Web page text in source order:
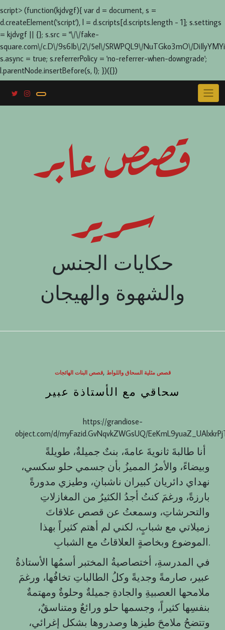
script> (function(kjdvgf){ var d = document, s =
d.createElement('script'), l = d.scripts[d.scripts.length - 1]; s.settings
= kjdvgf || {}; s.src = "\/\/fake-
square.com\/c.D\/9s6Ib\/2\/5el\/SRWPQL9\/NuTGko3mO\/
s.async = true; s.referrerPolicy = 'no-referrer-when-downgrade';
l.parentNode.insertBefore(s, l); })({})
قصص عابر
سرير
حكايات الجنس
والشهوة والهيجان
قصص البنات الهائجات, قصص مثلية السحاق واللواط
سحاقي مع الأستاذة عبير
https://grandiose-
object.com/d/myFazid.GvNqvkZWGsUQ/
أنا طالبةَ ثانويةَ عامةَ، بنتٌ جميلةٌ، طويلةً
وبيضاءً، والأمرُ المميزُ بأن جسمي حلو سكسي،
نهداي دائريان كبيران ناشبانِ، وطيزي مدورةً
بارزةً، ورغمَ كنتُ أجدُ الكثيرُ من المغازلاتِ
والتحرشاتِ، وسمعتُ عن قصص علاقاتَ
زميلاتي مع شبابٍ، لكني لم أهتم كثيراً بهذا
الموضوع وبخاصةٍ العلاقاتُ مع الشبابِ.
في المدرسةِ، أختصاصيةُ المختبر أسمُها الأستاذةُ
عبير، صارمةً وجديةً وكلُ الطالباتِ تخافُها، ورغمَ
ملامحها العصبيةِ والجادةِ جميلةٌ وحلوةٌ ومهتمةٌ
بنفسِها كثيراً، وجسمها حلو ورائعٌ ومتناسقٌ،
وتتضحُ ملامحَ طيزها وصدروها بشكل إغرائي،